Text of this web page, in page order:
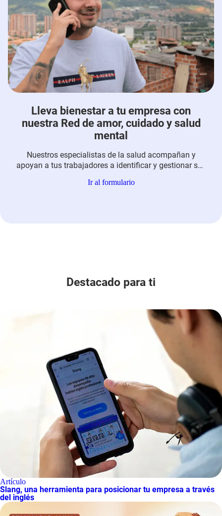
Lleva bienestar a tu empresa con
nuestra Red de amor, cuidado y salud
mental
Nuestros especialistas de la salud acompañan y
apoyan a tus trabajadores a identificar y gestionar sus
cotidianidad. Te invitamos a llenar el formulario para
Ir al formulario
Destacado para ti
Artículo
Slang, una herramienta para posicionar tu empresa a través
del inglés